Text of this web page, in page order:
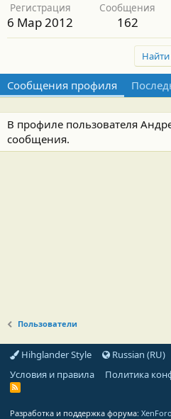
Регистрация
6 Мар 2012
Сообщения
162
Найти
Сообщения профиля
В профиле пользователя
сообщения.
Пользователи
Hihglander Style
Russian (RU)
Условия и правила
Политика
R
Разработка и поддержка форума: